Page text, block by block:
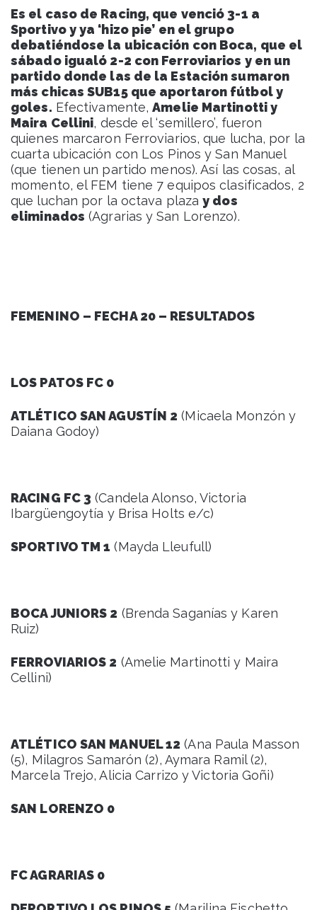
Es el caso de Racing, que venció 3-1 a
Sportivo y ya ‘hizo pie’ en el grupo
debatiéndose la ubicación con Boca, que el
sábado igualó 2-2 con Ferroviarios y en un
partido donde las de la Estación sumaron
más chicas SUB15 que aportaron fútbol y
goles. Efectivamente,Amelie Martinotti y
Maira Cellini, desde el ‘semillero’, fueron
quienes marcaron Ferroviarios, que lucha, por la
cuarta ubicación con Los Pinos y San Manuel
(que tienen un partido menos). Así las cosas, al
momento, el FEM tiene 7 equipos clasificados, 2
que luchan por la octava plazay dos
eliminados (Agrarias y San Lorenzo).
FEMENINO – FECHA 20 – RESULTADOS
LOS PATOS FC 0
ATLÉTICO SAN AGUSTÍN 2 (Micaela Monzón y
Daiana Godoy)
RACING FC 3 (Candela Alonso, Victoria
Ibargüengoytía y Brisa Holts e/c)
SPORTIVO TM 1 (Mayda Lleufull)
BOCA JUNIORS 2 (Brenda Saganías y Karen
Ruiz)
FERROVIARIOS 2 (Amelie Martinotti y Maira
Cellini)
ATLÉTICO SAN MANUEL 12 (Ana Paula Masson
(5), Milagros Samarón (2), Aymara Ramil (2),
Marcela Trejo, Alicia Carrizo y Victoria Goñi)
SAN LORENZO 0
FC AGRARIAS 0